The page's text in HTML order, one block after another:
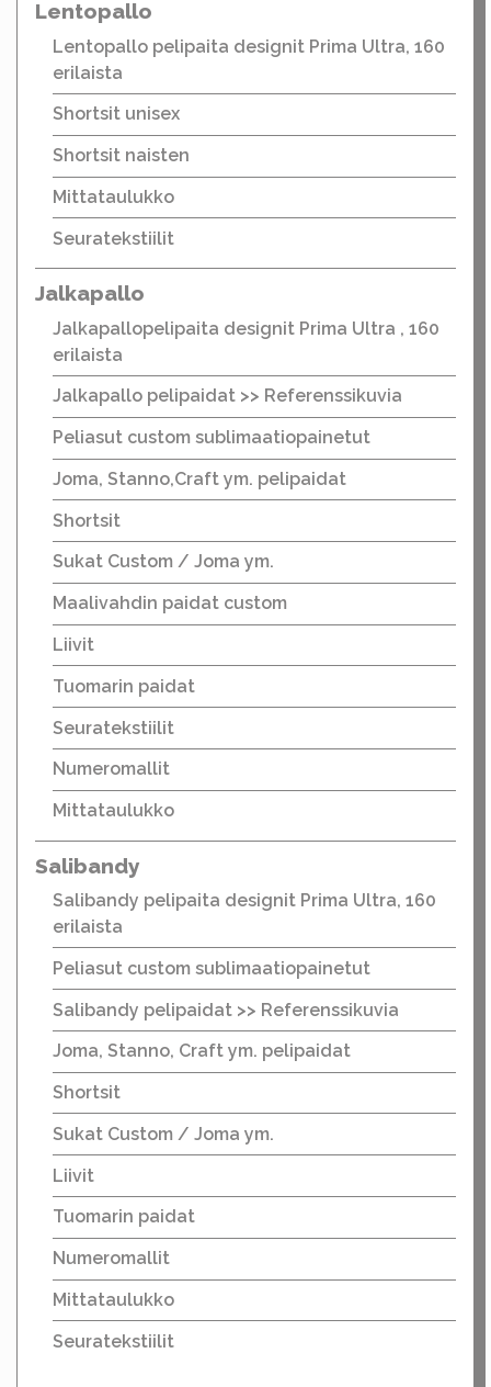
Lentopallo
Lentopallo pelipaita designit Prima Ultra, 160
erilaista
Shortsit unisex
Shortsit naisten
Mittataulukko
Seuratekstiilit
Jalkapallo
Jalkapallopelipaita designit Prima Ultra , 160
erilaista
Jalkapallo pelipaidat >> Referenssikuvia
Peliasut custom sublimaatiopainetut
Joma, Stanno,Craft ym. pelipaidat
Shortsit
Sukat Custom / Joma ym.
Maalivahdin paidat custom
Liivit
Tuomarin paidat
Seuratekstiilit
Numeromallit
Mittataulukko
Salibandy
Salibandy pelipaita designit Prima Ultra, 160
erilaista
Peliasut custom sublimaatiopainetut
Salibandy pelipaidat >> Referenssikuvia
Joma, Stanno, Craft ym. pelipaidat
Shortsit
Sukat Custom / Joma ym.
Liivit
Tuomarin paidat
Numeromallit
Mittataulukko
Seuratekstiilit